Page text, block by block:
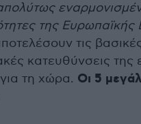
της Ευρωπαϊκής
τις
κατευθύνσεις της
τη χώρα. Οι 5